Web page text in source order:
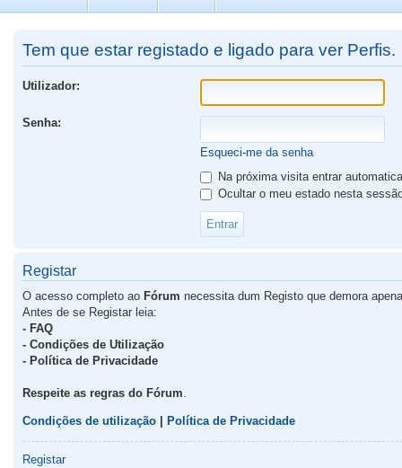
Tem que estar registado e ligado para ver Perfis.
Utilizador:
Senha:
Esqueci-me da senha
Na próxima visita entrar
Ocultar o meu estado nesta
Registar
O acesso completo ao Fórum necessita dum Registo que demora
Antes de se Registar leia:
- FAQ
- Condições de Utilização
- Política de Privacidade
Respeite as regras do Fórum
Condições de utilização Política de Privacidade
Registar